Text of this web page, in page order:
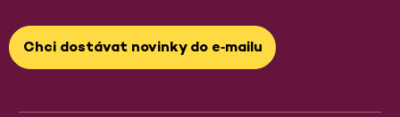
Chci dostávat novinky do e‑mailu